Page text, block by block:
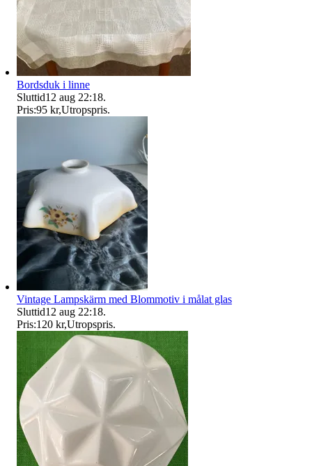
Bordsduk i linne
Sluttid12 aug 22:18.
Pris:95 kr,Utropspris.
Vintage Lampskärm med Blommotiv i målat glas
Sluttid12 aug 22:18.
Pris:120 kr,Utropspris.